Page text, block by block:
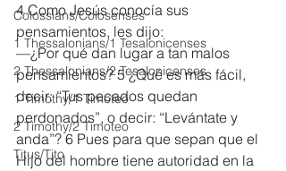
Colossians/Colosenses
1 Thessalonians/1 Tesalonicenses
2 Thessalonians/2 Tesalonicenses
1 Timothy/1 Timoteo
2 Timothy/2 Timoteo
Titus/Tito
4 Como Jesús conocía sus
pensamientos, les dijo:
—¿Por qué dan lugar a tan malos
pensamientos? 5 ¿Qué es más fácil,
decir: “Tus pecados quedan
perdonados”, o decir: “Levántate y
anda”? 6 Pues para que sepan que el
Hijo del hombre tiene autoridad en la